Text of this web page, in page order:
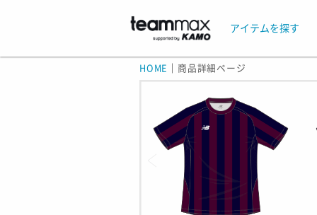
アイテムを探す
HOME 商品詳細ページ